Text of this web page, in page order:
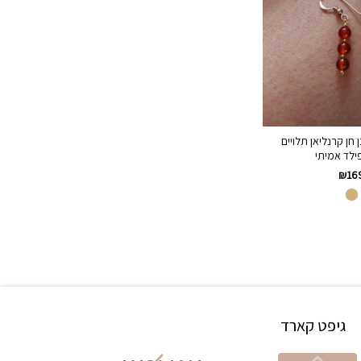
חן קרנליאן תלויים
אמיתי
₪
גיפט קארד